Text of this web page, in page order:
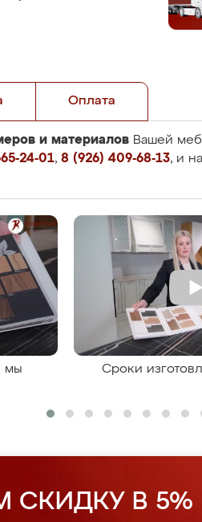
Оплата
и материалов Вашей
24-01, 8 (926) 409-68-13, и
мы
Сроки
СКИДКУ В 5%